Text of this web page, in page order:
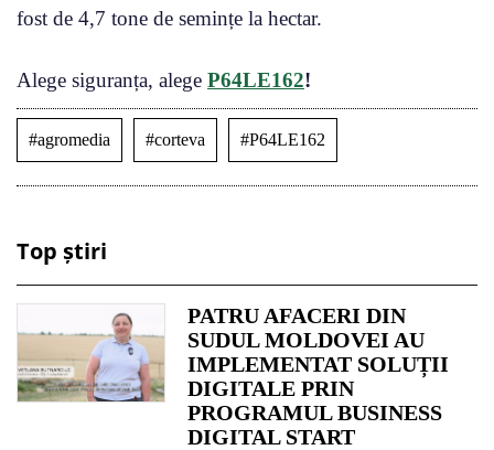
fost de 4,7 tone de semințe la hectar.
Alege siguranța, alege P64LE162!
#agromedia #corteva #P64LE162
Top știri
PATRU AFACERI DIN
SUDUL MOLDOVEI AU
IMPLEMENTAT SOLUȚII
DIGITALE PRIN
PROGRAMUL BUSINESS
DIGITAL START